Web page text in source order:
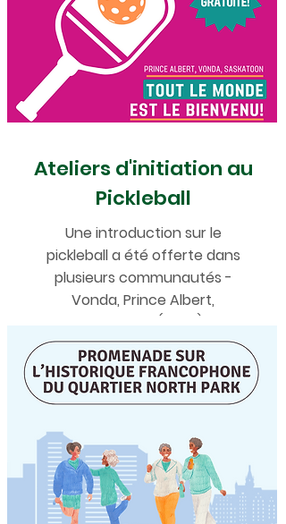
Ateliers d'initiation au
Pickleball
Une introduction sur le
pickleball a été offerte dans
plusieurs communautés -
Vonda, Prince Albert,
Saskatoon (2024).